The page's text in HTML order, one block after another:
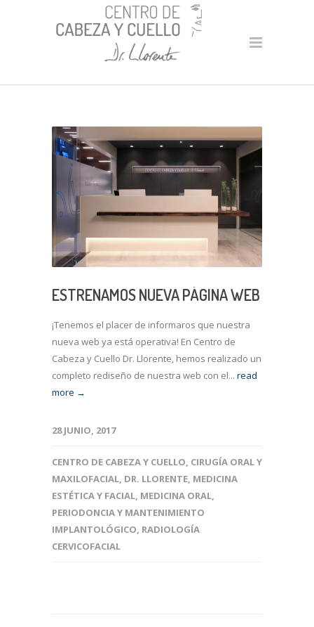
ESTRENAMOS NUEVA PÁGINA WEB
¡Tenemos el placer de informaros que nuestra
nueva web ya está operativa! En Centro de
Cabeza y Cuello Dr. Llorente, hemos realizado un
completo rediseño de nuestra web con el... read
more →
28 JUNIO, 2017
CENTRO DE CABEZA Y CUELLO, CIRUGÍA ORAL Y
MAXILOFACIAL, DR. LLORENTE, MEDICINA
ESTÉTICA Y FACIAL, MEDICINA ORAL,
PERIODONCIA Y MANTENIMIENTO
IMPLANTOLÓGICO, RADIOLOGÍA
CERVICOFACIAL